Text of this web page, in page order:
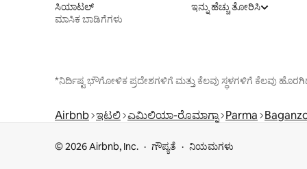
ಸಿಯಾಟಲ್
ಮಾಸಿಕ ಬಾಡಿಗೆಗಳು
ಇನ್ನು ಹೆಚ್ಚು ತೋರಿಸಿ
*ನಿರ್ದಿಷ್ಟ ಭೌಗೋಳಿಕ ಪ್ರದೇಶಗಳಿಗೆ ಮತ್ತು ಕೆಲವು ಸ್ಥಳಗಳಿಗೆ ಕೆಲವು
Airbnb ಇಟಲಿ ಎಮಿಲಿಯಾ-ರೊಮಾಗ್ನಾ Parma
© 2026 Airbnb, Inc. ಗೌಪ್ಯತೆ ನಿಯಮಗಳು